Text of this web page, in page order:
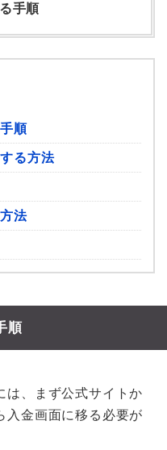
手順
順
る方法
法
順
は、まず公式サイトか
入金画面に移る必要が